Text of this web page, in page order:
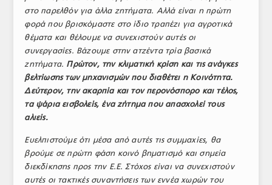
στο παρελθόν για άλλα ζητήματα. Αλλά είναι η πρώτη
φορά που βρισκόμαστε στο ίδιο τραπέζι για αγροτικά
θέματα και θέλουμε να συνεχιστούν αυτές οι
συνεργασίες. Βάζουμε στην ατζέντα τρία βασικά
ζητήματα. Πρώτον, την κλιματική κρίση και τις ανάγκες
βελτίωσης των μηχανισμών που διαθέτει η Κοινότητα.
Δεύτερον, την ακαρπία και τον περονόσπορο και τέλος,
τα ψάρια εισβολείς, ένα ζήτημα που απασχολεί τους
αλιείς.
Ευελπιστούμε ότι μέσα από αυτές τις συμμαχίες, θα
βρούμε σε πρώτη φάση κοινό βηματισμό και σημεία
διεκδίκησης προς την Ε.Ε. Στόχος είναι να συνεχιστούν
αυτές οι τακτικές συναντήσεις των εννέα χωρών του